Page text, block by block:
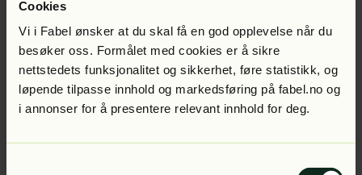
Cookies
Vi i Fabel ønsker at du skal få en god opplevelse når du
besøker oss. Formålet med cookies er å sikre
nettstedets funksjonalitet og sikkerhet, føre statistikk, og
løpende tilpasse innhold og markedsføring på fabel.no og
i annonser for å presentere relevant innhold for deg.